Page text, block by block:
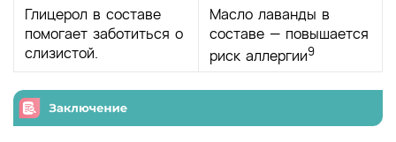
Глицерол в составе
помогает заботиться о
слизистой.
Масло лаванды в
составе — повышается
риск аллергии9